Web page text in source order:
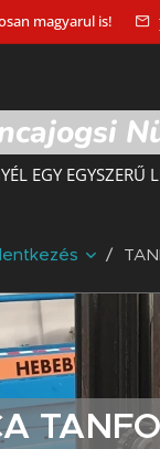
magyarul is!
EGY EGYSZERŰ